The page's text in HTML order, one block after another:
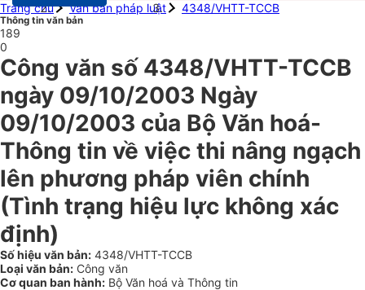
Trang chủ
Văn bản pháp luật 4348/VHTT-TCCB
Thông tin văn bản
189
0
Công văn số 4348/VHTT-TCCB
ngày 09/10/2003 Ngày
09/10/2003 của Bộ Văn hoá-
Thông tin về việc thi nâng ngạch
lên phương pháp viên chính
(Tình trạng hiệu lực không xác
định)
Số hiệu văn bản: 4348/VHTT-TCCB
Loại văn bản: Công văn
Cơ quan ban hành: Bộ Văn hoá và Thông tin